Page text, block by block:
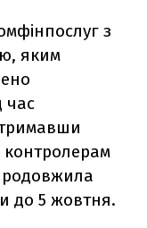
з
яким
час
контролерам
до 5 жовтня.